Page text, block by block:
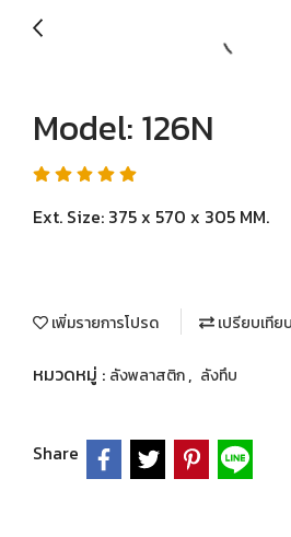
Model: 126N
Ext. Size: 375 x 570 x 305 MM.
เพิ่มรายการโปรด เปรียบเทียบ
หมวดหมู่ : ลังพลาสติก, ลังทึบ
Share